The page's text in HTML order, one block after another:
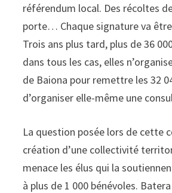
référendum local. Des récoltes
porte… Chaque signature va être
Trois ans plus tard, plus de 36
dans tous les cas, elles
de Baiona pour remettre les 32
d’organiser elle-même une
La question posée lors de cette
création d’une collectivité
menace les élus qui la
à plus de 1 000 bénévoles.